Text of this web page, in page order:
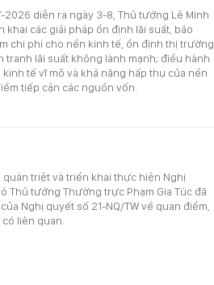
diễn ra ngày 3-8, Thủ tướng Lê Minh
các giải pháp ổn định lãi suất, bảo
chi phí cho nền kinh tế, ổn định thị trường
lãi suất không lành mạnh; điều hành
tế vĩ mô và khả năng hấp thụ của nền
tiếp cận các nguồn vốn.
triệt và triển khai thực hiện Nghị
Thủ tướng Thường trực Phạm Gia Túc đã
Nghị quyết số 21-NQ/TW về quan điểm,
liên quan.